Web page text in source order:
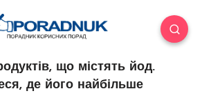
що містять йод.
де його найбільше